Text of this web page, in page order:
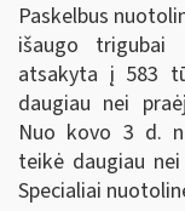
Paskelbus
išaugo trigubai
atsakyta į 583
daugiau nei
Nuo kovo 3 d.
teikė daugiau
Specialiai